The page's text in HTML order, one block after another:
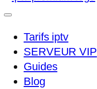
Tarifs iptv
SERVEUR VIP
Guides
Blog